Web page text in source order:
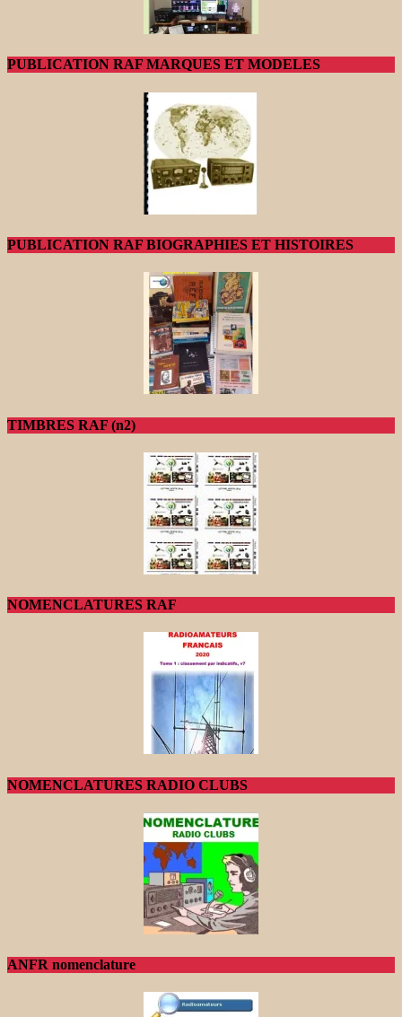
PUBLICATION RAF MARQUES ET MODELES
PUBLICATION RAF BIOGRAPHIES ET HISTOIRES
TIMBRES RAF (n2)
NOMENCLATURES RAF
NOMENCLATURES RADIO CLUBS
ANFR nomenclature